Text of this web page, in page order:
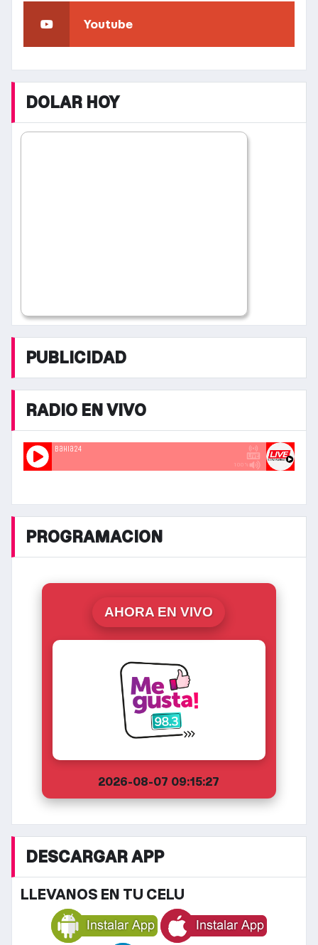
Youtube
DOLAR HOY
PUBLICIDAD
RADIO EN VIVO
PROGRAMACION
AHORA EN VIVO
2026-08-07 09:15:27
DESCARGAR APP
LLEVANOS EN TU CELU